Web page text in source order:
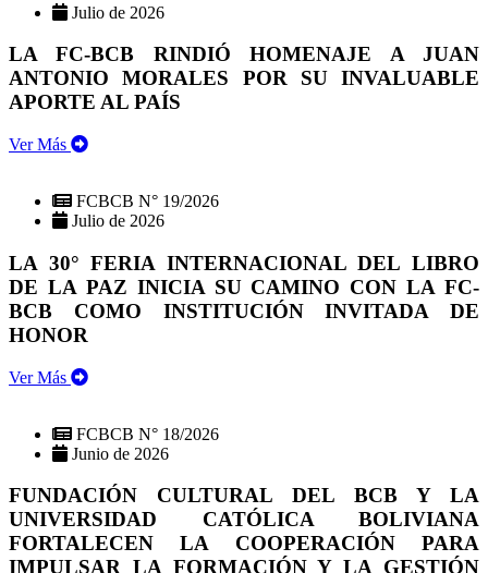
Julio de 2026
LA FC-BCB RINDIÓ HOMENAJE A JUAN
ANTONIO MORALES POR SU INVALUABLE
APORTE AL PAÍS
Ver Más
FCBCB N° 19/2026
Julio de 2026
LA 30° FERIA INTERNACIONAL DEL LIBRO
DE LA PAZ INICIA SU CAMINO CON LA FC-
BCB COMO INSTITUCIÓN INVITADA DE
HONOR
Ver Más
FCBCB N° 18/2026
Junio de 2026
FUNDACIÓN CULTURAL DEL BCB Y LA
UNIVERSIDAD CATÓLICA BOLIVIANA
FORTALECEN LA COOPERACIÓN PARA
IMPULSAR LA FORMACIÓN Y LA GESTIÓN